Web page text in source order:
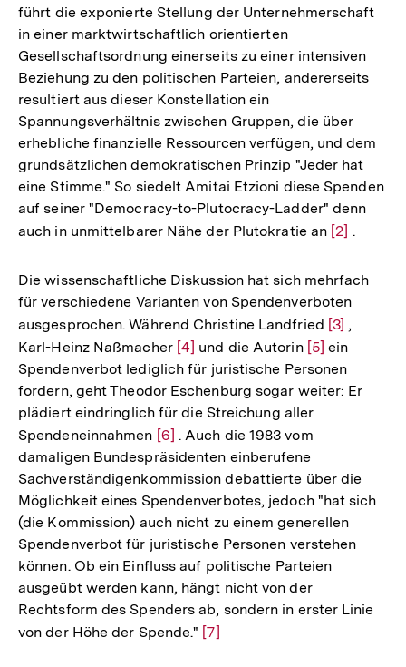
führt die exponierte Stellung der Unternehmerschaft
in einer marktwirtschaftlich orientierten
Gesellschaftsordnung einerseits zu einer intensiven
Beziehung zu den politischen Parteien, andererseits
resultiert aus dieser Konstellation ein
Spannungsverhältnis zwischen Gruppen, die über
erhebliche finanzielle Ressourcen verfügen, und dem
grundsätzlichen demokratischen Prinzip "Jeder hat
eine Stimme." So siedelt Amitai Etzioni diese Spenden
auf seiner "Democracy-to-Plutocracy-Ladder" denn
auch in unmittelbarer Nähe der Plutokratie an Zur
der
Fußnote
[2] .
Die wissenschaftliche Diskussion hat sich mehrfach
für verschiedene Varianten von Spendenverboten
ausgesprochen. Während Christine Landfried Zur
Auflösung
der
Fußnote
[3] ,
Karl-Heinz Naßmacher Zur
Auflösung
der
Fußnote
[4] und die Autorin Zur
Auflösung
der
Fußnote
[5] ein
Spendenverbot lediglich für juristische Personen
fordern, geht Theodor Eschenburg sogar weiter: Er
plädiert eindringlich für die Streichung aller
Spendeneinnahmen Zur
Auflösung
der
Fußnote
[6] . Auch die 1983 vom
damaligen Bundespräsidenten einberufene
Sachverständigenkommission debattierte über die
Möglichkeit eines Spendenverbotes, jedoch "hat sich
(die Kommission) auch nicht zu einem generellen
Spendenverbot für juristische Personen verstehen
können. Ob ein Einfluss auf politische Parteien
ausgeübt werden kann, hängt nicht von der
Rechtsform des Spenders ab, sondern in erster Linie
von der Höhe der Spende." Zur
[7]